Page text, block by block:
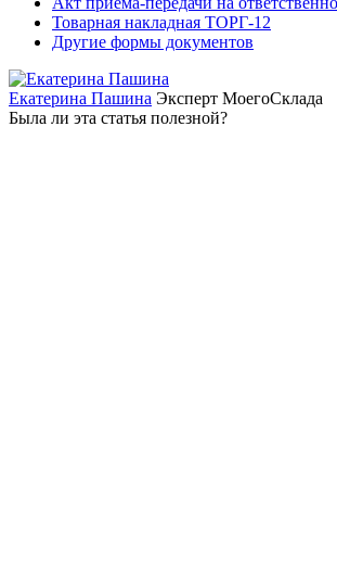
Товарная накладная ТОРГ-12
Другие формы документов
Екатерина Пашина Эксперт МоегоСклада
Была ли эта статья полезной?